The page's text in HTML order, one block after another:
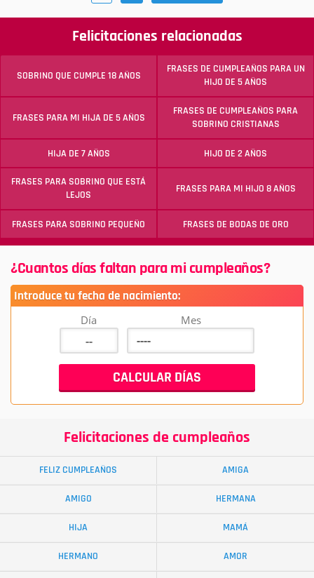
Felicitaciones relacionadas
SOBRINO QUE CUMPLE 18 AÑOS
FRASES DE CUMPLEAÑOS PARA UN
HIJO DE 5 AÑOS
FRASES PARA MI HIJA DE 5 AÑOS
FRASES DE CUMPLEAÑOS PARA
SOBRINO CRISTIANAS
HIJA DE 7 AÑOS HIJO DE 2 AÑOS
FRASES PARA SOBRINO QUE ESTÁ
LEJOS
FRASES PARA MI HIJO 8 AÑOS
FRASES PARA SOBRINO PEQUEÑO FRASES DE BODAS DE ORO
¿Cuantos días faltan para mi cumpleaños?
Introduce tu fecha de nacimiento:
Día Mes
Felicitaciones de cumpleaños
FELIZ CUMPLEAÑOS AMIGA
AMIGO HERMANA
HIJA MAMÁ
HERMANO AMOR